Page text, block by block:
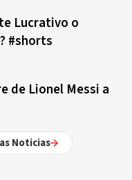
Lucrativo o
#shorts
de Lionel Messi a
Noticias